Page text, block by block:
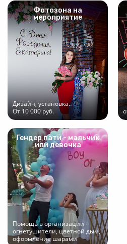
Фотозона на
мероприятие
Дизайн, установка.
От 10 000 руб.
Гендер пати - мальчик
или девочка
Помощь в организации -
огнетушители, цветной дым,
оформление шарами